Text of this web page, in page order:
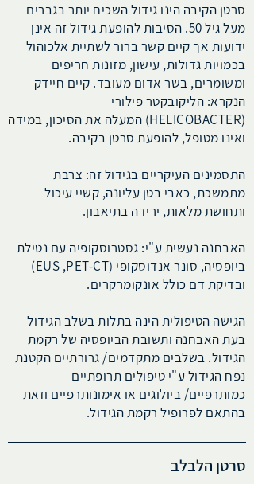
סרטן הקיבה הינו גידול השכיח יותר בגברים
מעל גיל 50. הסיבות להופעת גידול זה אינן
ידועות אך קיים קשר ברור לשתיית אלכוהול
בכמויות גדולות, עישון, מזונות חריפים
ומשומרים, בשר אדום מעובד. קיים חיידק
הנקרא: הליקובקטר פילורי
(HELICOBACTER) המעלה את הסיכון, במידה
ואינו מטופל, להופעת סרטן בקיבה.
התסמינים העיקריים בגידול זה: צרבת
מתמשכת, כאבי בטן עליונה, קשיי עיכול
ותחושת מלאות, ירידה בתיאבון.
האבחנה נעשית ע"י: גסטרוסקופיה עם נטילת
ביופסיה, סונר אנדוסקופי (EUS ,PET-CT
)
ובדיקת דם כולל אונקומרקרים.
הגישה הטיפולית הינה בתלות בשלב הגידול
בעת האבחנה ותשובת הביופסיה של רקמת
הגידול. בשלבים מתקדמים/ גרורתיים הקטנת
נפח הגידול ע"י טיפולים תרופתיים
כמותרפיים/ ביולוגים או אימונותרפיים וזאת
בהתאם לפרופיל רקמת הגידול.
סרטן הלבלב